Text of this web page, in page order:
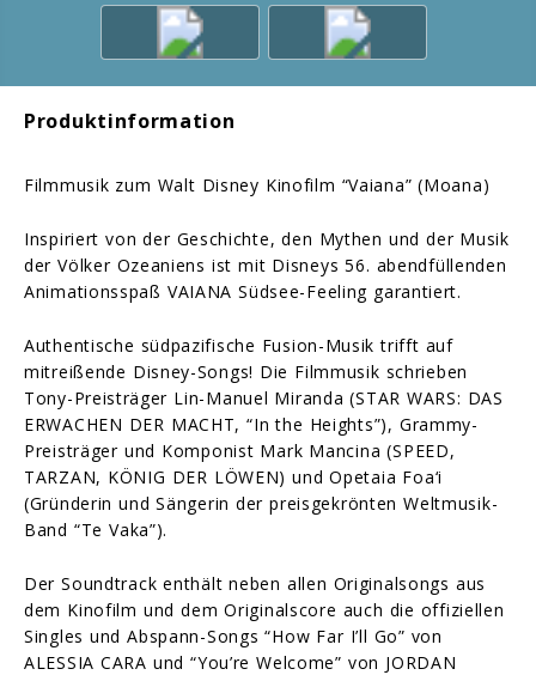
Produktinformation
Filmmusik zum Walt Disney Kinofilm “Vaiana” (Moana)
Inspiriert von der Geschichte, den Mythen und der Musik
der Völker Ozeaniens ist mit Disneys 56. abendfüllenden
Animationsspaß VAIANA Südsee-Feeling garantiert.
Authentische südpazifische Fusion-Musik trifft auf
mitreißende Disney-Songs! Die Filmmusik schrieben
Tony-Preisträger Lin-Manuel Miranda (STAR WARS: DAS
ERWACHEN DER MACHT, “In the Heights”), Grammy-
Preisträger und Komponist Mark Mancina (SPEED,
TARZAN, KÖNIG DER LÖWEN) und Opetaia Foa‘i
(Gründerin und Sängerin der preisgekrönten Weltmusik-
Band “Te Vaka”).
Der Soundtrack enthält neben allen Originalsongs aus
dem Kinofilm und dem Originalscore auch die offiziellen
Singles und Abspann-Songs “How Far I’ll Go” von
ALESSIA CARA und “You’re Welcome” von JORDAN